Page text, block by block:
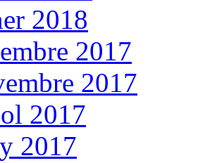
2018
2017
2017
2017
2017